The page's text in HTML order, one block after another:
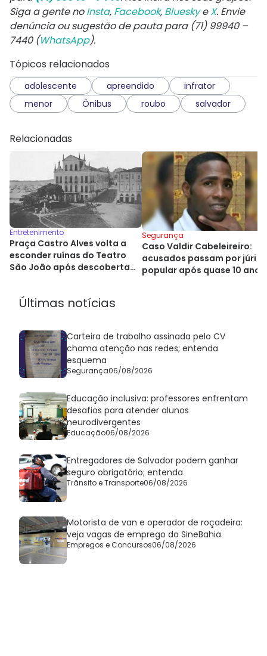
Siga a gente noInsta, Facebook, BlueskyeX. Envie
denúncia ou sugestão de pauta para (71) 99940 –
7440 (WhatsApp).
Tópicos relacionados
adolescente apreendido
infrator
menor
Ônibus roubo salvador
Relacionadas
Entretenimento
Praça Castro Alves volta a
esconder ruínas do Teatro
São João após descoberta
Segurança
Caso Valdir Cabeleireiro:
acusados passam por júri
popular após quase 10 anos
Últimas notícias
Carteira de trabalho assinada pelo CV
chama atenção nas redes; entenda
esquema
Segurança06/08/2026
Educação inclusiva: professores enfrentam
desafios para atender alunos
neurodivergentes
Educação06/08/2026
Entregadores de Salvador podem ganhar
seguro obrigatório; entenda
Trânsito e Transporte06/08/2026
Motorista de van e operador de roçadeira:
veja vagas de emprego do SineBahia
Empregos e Concursos06/08/2026